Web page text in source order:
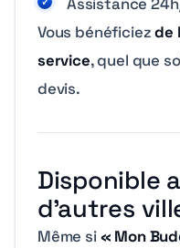
Assistance
Vous bénéficiezde
service, quel que
devis.
Disponible
d’autres
Même si« Mon